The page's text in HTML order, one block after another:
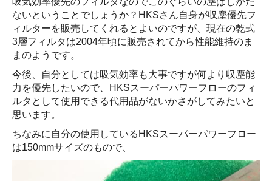
ないということでしょうか？HKSさん自身が収塵優先フ
ィルターを販売してくれるとよいのですが、現在の乾式
3層フィルタは2004年頃に販売されてから性能維持のま
まのようです。
今後、自分としては吸気効率も大事ですが何より収塵能
力を優先したいので、HKSスーパーパワーフローのフィ
ルタとして使用できる代用品がないかさがしてみたいと
思います。
ちなみに自分の使用しているHKSスーパーパワーフロー
は150mmサイズのもので、